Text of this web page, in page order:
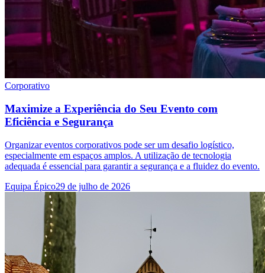
Corporativo
Maximize a Experiência do Seu Evento com
Eficiência e Segurança
Organizar eventos corporativos pode ser um desafio logístico,
especialmente em espaços amplos. A utilização de tecnologia
adequada é essencial para garantir a segurança e a fluidez do evento.
Equipa Épico29 de julho de 2026